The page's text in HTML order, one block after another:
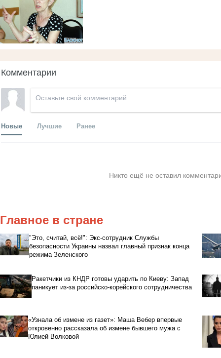
Комментарии
Новые Лучшие Ранее
Никто ещё не оставил
Главное в стране
"Это, считай, всё!": Экс-сотрудник Службы
безопасности Украины назвал главный признак конца
режима Зеленского
Ракетчики из КНДР готовы ударить по Киеву: Запад
паникует из-за российско-корейского сотрудничества
«Узнала об измене из газет»: Маша Вебер впервые
откровенно рассказала об измене бывшего мужа с
Юлией Волковой